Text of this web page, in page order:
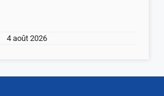
4 août 2026